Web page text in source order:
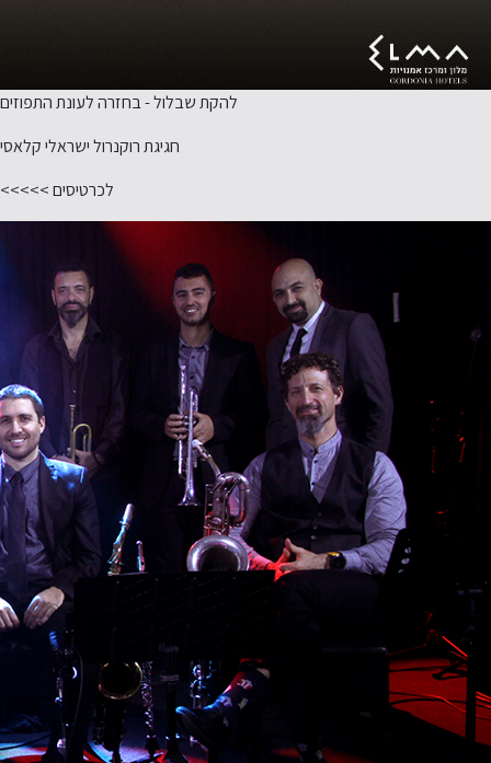
להקת שבלול - בחזרה לעונת התפוזים
חגיגת רוקנרול ישראלי קלאסי
לכרטיסים >>>>>